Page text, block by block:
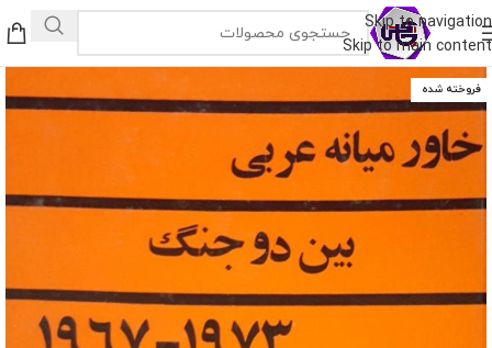
Skip to navigation
Skip to main content
فروخته شده